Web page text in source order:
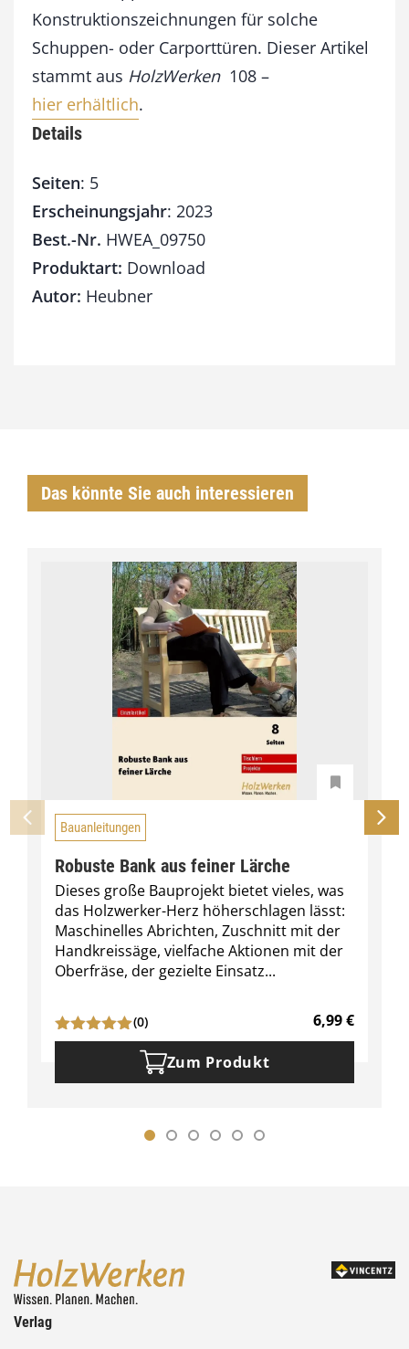
Konstruktionszeichnungen für solche
Schuppen- oder Carporttüren. Dieser Artikel
stammt aus HolzWerken 108 –
hier erhältlich.
Details
Seiten: 5
Erscheinungsjahr: 2023
Best.-Nr. HWEA_09750
Produktart: Download
Autor: Heubner
Das könnte Sie auch interessieren
Bauanleitungen
Robuste Bank aus feiner Lärche
Dieses große Bauprojekt bietet vieles, was
das Holzwerker-Herz höherschlagen lässt:
Maschinelles Abrichten, Zuschnitt mit der
Handkreissäge, vielfache Aktionen mit der
Oberfräse, der gezielte Einsatz...
(0) 6,99€
Zum Produkt
Verlag